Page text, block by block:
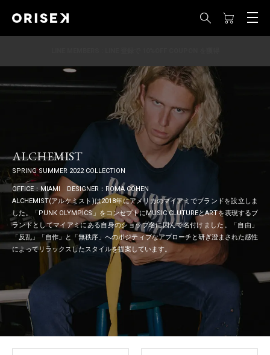
ALCHEMIST
SPRING SUMMER 2022 COLLECTION
OFFICE：MIAMI DESIGNER：ROMA COHEN
ALCHEMIST(アルケミスト)は2018年にアメリカのマイアミでブランドを設立しま
した。「PUNK OLYMPICS」をコンセプトにMUSIC CLUTUREとARTを表現するブ
ランドとしてマイアミにある自身のショップ名に因んで名付けました。「自由」
「反乱」「自作」と「無秩序」へのポジティブなアプローチと研ぎ澄まされた感性
によってリラックスしたスタイルを提案しています。